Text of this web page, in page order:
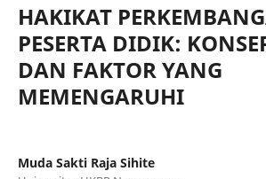
HAKIKAT
PESERTA DIDIK:
DAN FAKTOR YANG
MEMENGARUHI
Muda Sakti Raja Sihite